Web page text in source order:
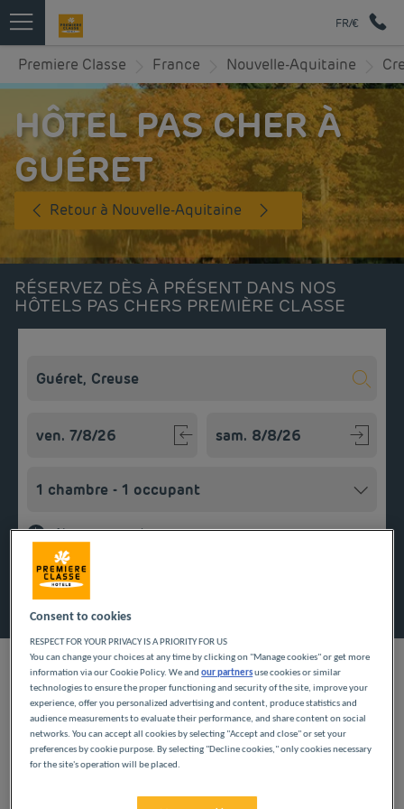
FR/€
Premiere Classe France Nouvelle-Aquitaine
HÔTEL PAS CHER À
GUÉRET
Retour à Nouvelle-Aquitaine
RÉSERVEZ DÈS À PRÉSENT DANS NOS
HÔTELS PAS CHERS PREMIÈRE CLASSE
Ajouter un code
Posez vos valises dans l’hôtel Première Classe de Guéret.
Retrouvez-y toutes les commodités nécessaires à un séjour
agréable pour les petits budgets : chambres confortables avec
salle de bain privative, petit déjeuner servi sous forme de
Lire la suite
NOS HÔTELS À GUÉRET
Consent to cookies
RESPECT FOR YOUR PRIVACY IS A PRIORITY FOR US
You can change your choices at any time by clicking on "Manage cookies" or get more
information via our Cookie Policy. We andour partnersuse cookies or similar
technologies to ensure the proper functioning and security of the site, improve your
experience, offer you personalized advertising and content, produce statistics and
audience measurements to evaluate their performance, and share content on social
networks. You can accept all cookies by selecting "Accept and close" or set your
preferences by cookie purpose. By selecting "Decline cookies," only cookies necessary
for the site's operation will be placed.